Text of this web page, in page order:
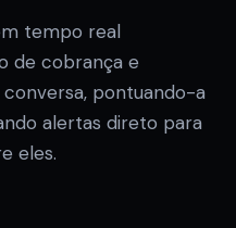
tempo real
de cobrança e
pontuando-a
alertas direto para
eles.